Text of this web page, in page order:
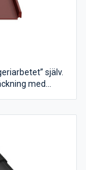
själv.
med